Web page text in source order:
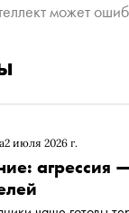
может
2 июля 2026 г.
агрессия